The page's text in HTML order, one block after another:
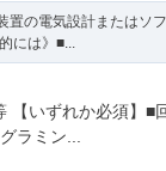
置の電気設計またはソ
には》■...
【いずれか必須】■
ラミン...